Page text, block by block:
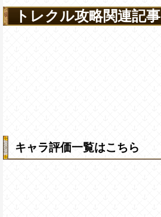
トレクル攻略関連記事
キャラ評価一覧はこちら